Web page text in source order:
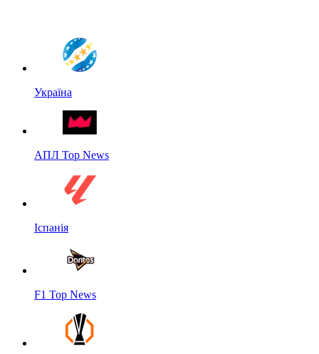
Україна
АПЛ Top News
Іспанія
F1 Top News